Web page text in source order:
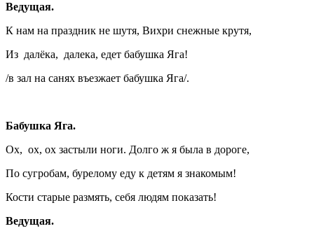
Ведущая.
К нам на праздник не шутя, Вихри снежные крутя,
Из далёка, далека, едет бабушка Яга!
/в зал на санях въезжает бабушка Яга/.
Бабушка Яга.
Ох, ох, ох застыли ноги. Долго ж я была в дороге,
По сугробам, бурелому еду к детям я знакомым!
Кости старые размять, себя людям показать!
Ведущая.